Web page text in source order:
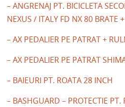
– ANGRENAJ PT. BICICLETA
NEXUS / ITALY FD NX 80 BRATE
– AX PEDALIER PE PATRAT +
– AX PEDALIER PE PATRAT
– BAIEURI PT. ROATA 28 INCH
– BASHGUARD – PROTECTIE PT.